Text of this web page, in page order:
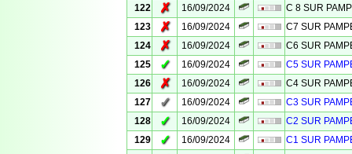
122
✗ 16/09/2024
C 8 SUR
123
✗ 16/09/2024
C7 SUR
124
✗ 16/09/2024
C6 SUR
125
✓ 16/09/2024
C5 SUR
126
✗ 16/09/2024
C4 SUR
127
✓ 16/09/2024
C3 SUR
128
✓ 16/09/2024
C2 SUR
129
✓ 16/09/2024
C1 SUR